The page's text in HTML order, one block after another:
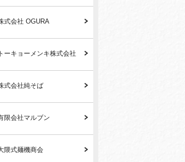
式会社 OGURA
トーキョーメンキ株式会社
式会社純そば
限会社マルブン
隈式麺機商会